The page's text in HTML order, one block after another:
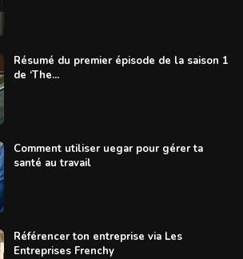
Résumé du premier épisode de la saison 1
de ‘The...
Comment utiliser uegar pour gérer ta
santé au travail
Référencer ton entreprise via Les
Entreprises Frenchy